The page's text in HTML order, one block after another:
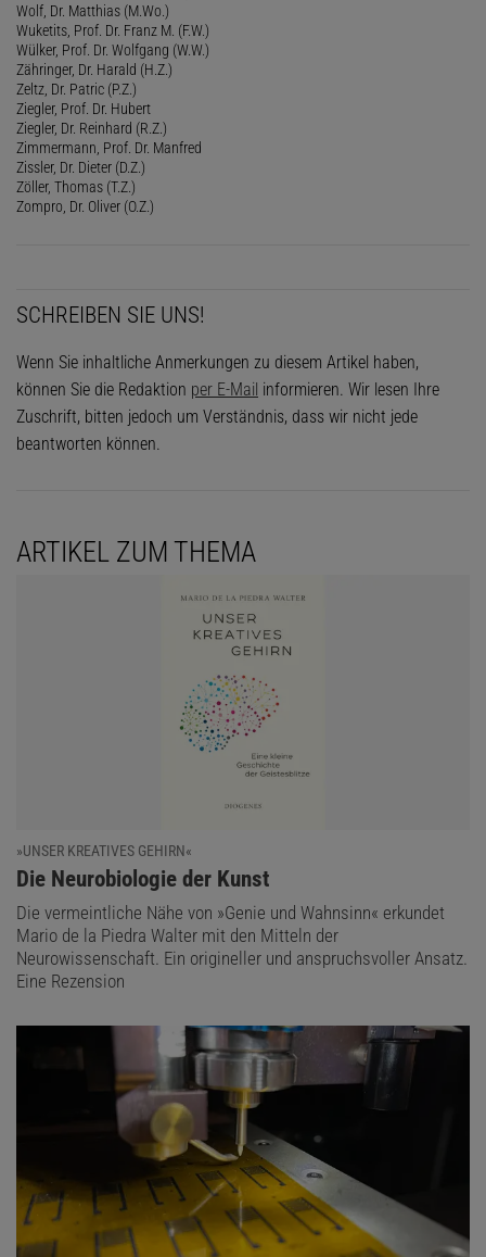
Wolf, Dr. Matthias (M.Wo.)
Wuketits, Prof. Dr. Franz M. (F.W.)
Wülker, Prof. Dr. Wolfgang (W.W.)
Zähringer, Dr. Harald (H.Z.)
Zeltz, Dr. Patric (P.Z.)
Ziegler, Prof. Dr. Hubert
Ziegler, Dr. Reinhard (R.Z.)
Zimmermann, Prof. Dr. Manfred
Zissler, Dr. Dieter (D.Z.)
Zöller, Thomas (T.Z.)
Zompro, Dr. Oliver (O.Z.)
SCHREIBEN SIE UNS!
Wenn Sie inhaltliche Anmerkungen zu diesem Artikel haben,
können Sie die Redaktion per E-Mail informieren. Wir lesen Ihre
Zuschrift, bitten jedoch um Verständnis, dass wir nicht jede
beantworten können.
ARTIKEL ZUM THEMA
»UNSER KREATIVES GEHIRN«
:
Die Neurobiologie der Kunst
Die vermeintliche Nähe von »Genie und Wahnsinn« erkundet
Mario de la Piedra Walter mit den Mitteln der
Neurowissenschaft. Ein origineller und anspruchsvoller Ansatz.
Eine Rezension